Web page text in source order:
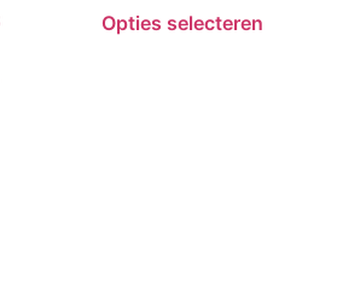
Opties selecteren